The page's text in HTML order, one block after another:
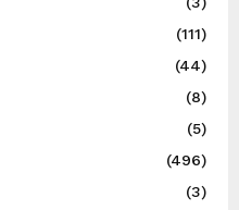
(111)
(44)
(8)
(5)
(496)
(3)